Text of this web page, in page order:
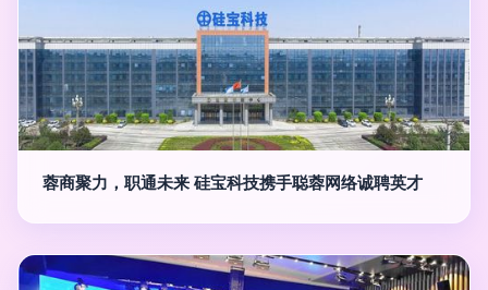
蓉商聚力，职通未来 硅宝科技携手聪蓉网络诚聘英才